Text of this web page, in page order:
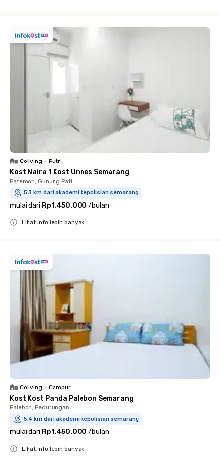
Coliving • Putri
Kost Naira 1 Kost Unnes Semarang
Patemon, Gunung Pati
5.3 km dari akademi kepolisian semarang
mulai dari Rp1.450.000 /bulan
Lihat info lebih banyak
Coliving • Campur
Kost Kost Panda Palebon Semarang
Palebon, Pedurungan
5.4 km dari akademi kepolisian semarang
mulai dari Rp1.450.000 /bulan
Lihat info lebih banyak